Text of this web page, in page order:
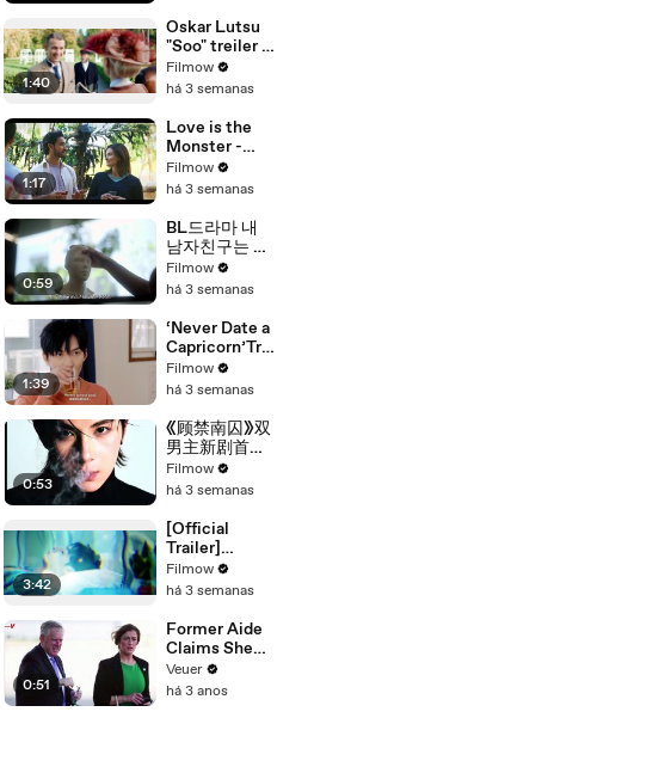
1:40
Oskar Lutsu
"Soo" treiler -
film kinodes
18.
2022
Filmow
há 3 semanas
1:17
Love is the
Monster -
Trailer
Filmow
há 3 semanas
0:59
BL드라마 내
남자친구는 조
각남 메인예고
편 [my
sculpture
main trailer]
Filmow
há 3 semanas
1:39
‘Never Date a
Capricorn’Trai
ler. 《别碰摩羯
啊！》正片预
#blseries #bl
Filmow
há 3 semanas
0:53
《顾禁南囚》双
男主新剧首支
预告
Filmow
há 3 semanas
3:42
[Official
Trailer]
CHÀNG KẸ |
MY LITTLE
BOYS LOVE
VIETNAM |
KC 03.10.2025
Filmow
há 3 semanas
0:51
Former Aide
Claims She
Was Asked to
Make a ‘Hit
Veuer
há 3 anos